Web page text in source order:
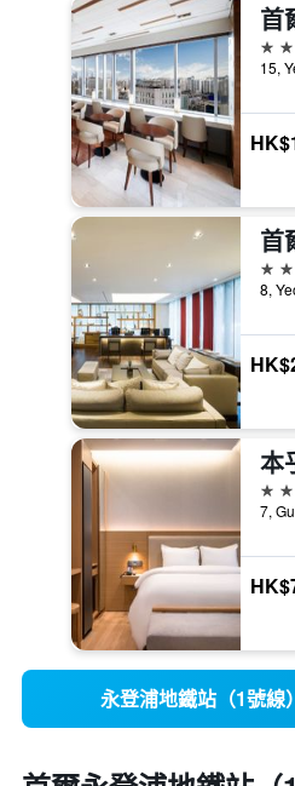
4星
5星
本
3星
永登浦地鐵站（1號線